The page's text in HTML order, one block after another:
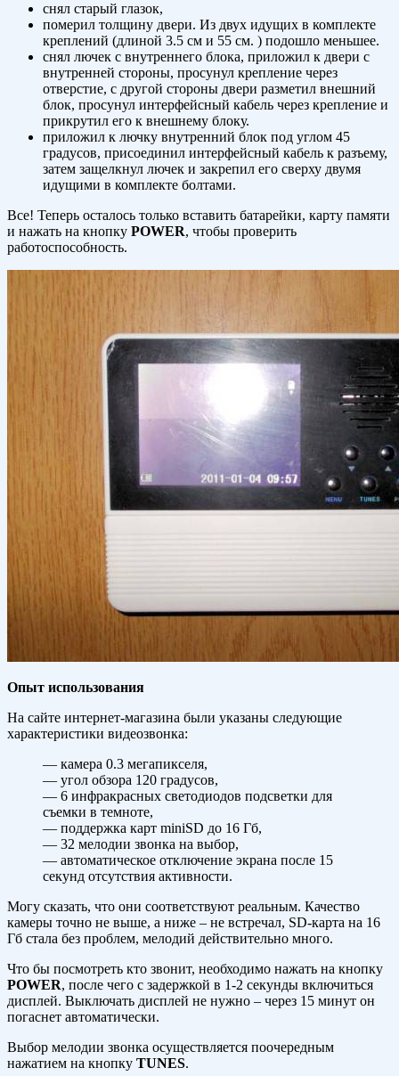
снял старый глазок,
померил толщину двери. Из двух идущих в комплекте
креплений (длиной 3.5 см и 55 см. ) подошло меньшее.
снял лючек с внутреннего блока, приложил к двери с
внутренней стороны, просунул крепление через
отверстие, с другой стороны двери разметил внешний
блок, просунул интерфейсный кабель через крепление и
прикрутил его к внешнему блоку.
приложил к лючку внутренний блок под углом 45
градусов, присоединил интерфейсный кабель к разъему,
затем защелкнул лючек и закрепил его сверху двумя
идущими в комплекте болтами.
Все! Теперь осталось только вставить батарейки, карту памяти
и нажать на кнопку POWER, чтобы проверить
работоспособность.
Опыт использования
На сайте интернет-магазина были указаны следующие
характеристики видеозвонка:
— камера 0.3 мегапикселя,
— угол обзора 120 градусов,
— 6 инфракрасных светодиодов подсветки для
съемки в темноте,
— поддержка карт miniSD до 16 Гб,
— 32 мелодии звонка на выбор,
— автоматическое отключение экрана после 15
секунд отсутствия активности.
Могу сказать, что они соответствуют реальным. Качество
камеры точно не выше, а ниже – не встречал, SD-карта на 16
Гб стала без проблем, мелодий действительно много.
Что бы посмотреть кто звонит, необходимо нажать на кнопку
POWER, после чего с задержкой в 1-2 секунды включиться
дисплей. Выключать дисплей не нужно – через 15 минут он
погаснет автоматически.
Выбор мелодии звонка осуществляется поочередным
нажатием на кнопку TUNES.